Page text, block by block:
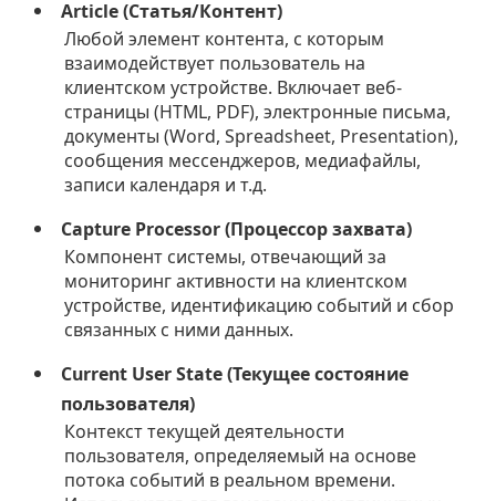
Article (Статья/Контент)
Любой элемент контента, с которым
взаимодействует пользователь на
клиентском устройстве. Включает веб-
страницы (HTML, PDF), электронные письма,
документы (Word, Spreadsheet, Presentation),
сообщения мессенджеров, медиафайлы,
записи календаря и т.д.
Capture Processor (Процессор захвата)
Компонент системы, отвечающий за
мониторинг активности на клиентском
устройстве, идентификацию событий и сбор
связанных с ними данных.
Current User State (Текущее состояние
пользователя)
Контекст текущей деятельности
пользователя, определяемый на основе
потока событий в реальном времени.